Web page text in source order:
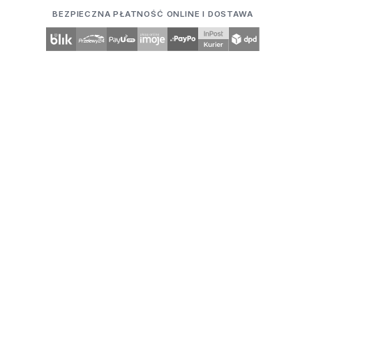
BEZPIECZNA PŁATNOŚĆ ONLINE I DOSTAWA